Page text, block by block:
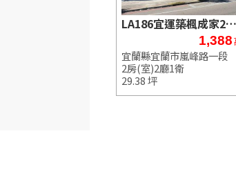
LA186宜運築楓成家2房車位
1,388
宜蘭縣宜蘭市嵐峰路一段
2房(室)2廳1衛
29.38 坪